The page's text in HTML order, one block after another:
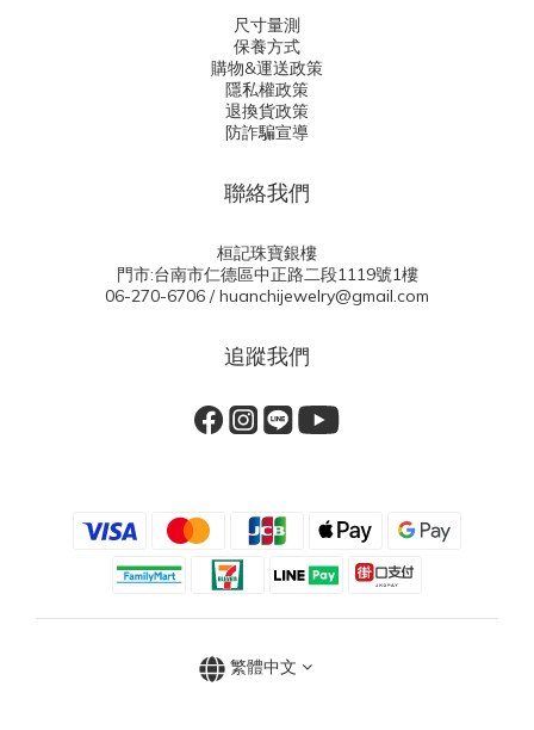
尺寸量測
保養方式
購物&運送政策
隱私權政策
退換貨政策
防詐騙宣導
聯絡我們
桓記珠寶銀樓
門市:台南市仁德區中正路二段1119號1樓
06-270-6706 / huanchijewelry@gmail.com
追蹤我們
繁體中文